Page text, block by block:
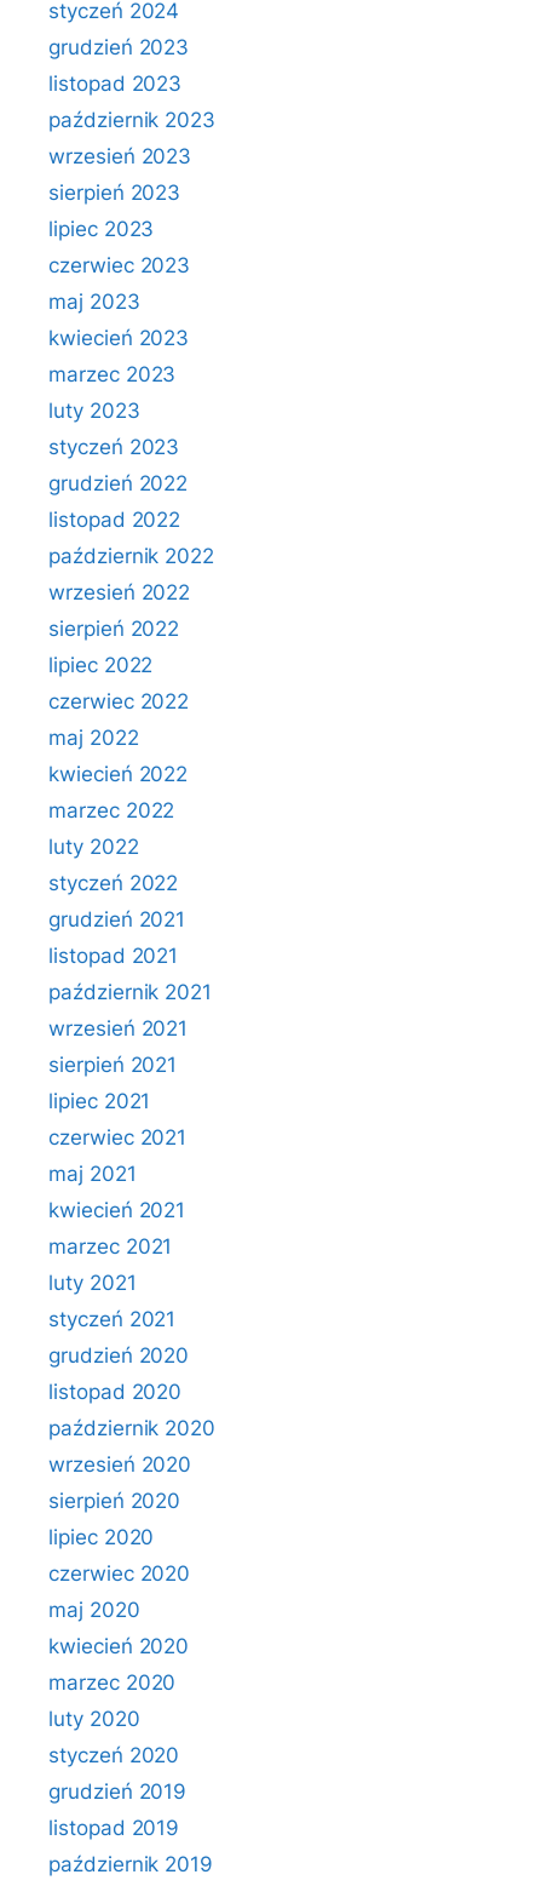
styczeń 2024
grudzień 2023
listopad 2023
październik 2023
wrzesień 2023
sierpień 2023
lipiec 2023
czerwiec 2023
maj 2023
kwiecień 2023
marzec 2023
luty 2023
styczeń 2023
grudzień 2022
listopad 2022
październik 2022
wrzesień 2022
sierpień 2022
lipiec 2022
czerwiec 2022
maj 2022
kwiecień 2022
marzec 2022
luty 2022
styczeń 2022
grudzień 2021
listopad 2021
październik 2021
wrzesień 2021
sierpień 2021
lipiec 2021
czerwiec 2021
maj 2021
kwiecień 2021
marzec 2021
luty 2021
styczeń 2021
grudzień 2020
listopad 2020
październik 2020
wrzesień 2020
sierpień 2020
lipiec 2020
czerwiec 2020
maj 2020
kwiecień 2020
marzec 2020
luty 2020
styczeń 2020
grudzień 2019
listopad 2019
październik 2019